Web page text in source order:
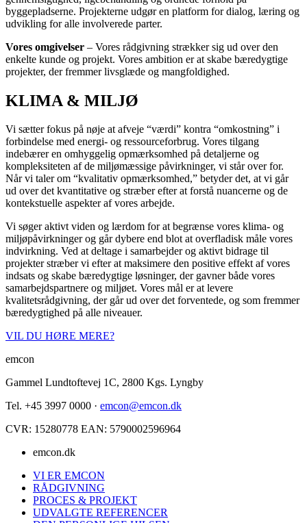
byggepladserne. Projekterne udgør en platform for dialog, læring og
udvikling for alle involverede parter.
Vores omgivelser – Vores rådgivning strækker sig ud over den
enkelte kunde og projekt. Vores ambition er at skabe bæredygtige
projekter, der fremmer livsglæde og mangfoldighed.
KLIMA & MILJØ
Vi sætter fokus på nøje at afveje “værdi” kontra “omkostning” i
forbindelse med energi- og ressourceforbrug. Vores tilgang
indebærer en omhyggelig opmærksomhed på detaljerne og
kompleksiteten af de miljømæssige påvirkninger, vi står over for.
Når vi taler om “kvalitativ opmærksomhed,” betyder det, at vi går
ud over det kvantitative og stræber efter at forstå nuancerne og de
kontekstuelle aspekter af vores arbejde.
Vi søger aktivt viden og lærdom for at begrænse vores klima- og
miljøpåvirkninger og går dybere end blot at overfladisk måle vores
indvirkning. Ved at deltage i samarbejder og aktivt bidrage til
projekter stræber vi efter at maksimere den positive effekt af vores
indsats og skabe bæredygtige løsninger, der gavner både vores
samarbejdspartnere og miljøet. Vores mål er at levere
kvalitetsrådgivning, der går ud over det forventede, og som fremmer
bæredygtighed på alle niveauer.
VIL DU HØRE MERE?
emcon
Gammel Lundtoftevej 1C, 2800 Kgs. Lyngby
Tel. +45 3997 0000 · emcon@emcon.dk
CVR: 15280778 EAN: 5790002596964
emcon.dk
VI ER EMCON
RÅDGIVNING
PROCES & PROJEKT
UDVALGTE REFERENCER